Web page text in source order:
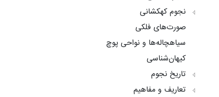
نجوم کهکشانی
صورت‌های فلکی
سیاهچاله‌ها و نواحی پوچ
کیهان‌شناسی
تاریخ نجوم
تعاریف و مفاهیم